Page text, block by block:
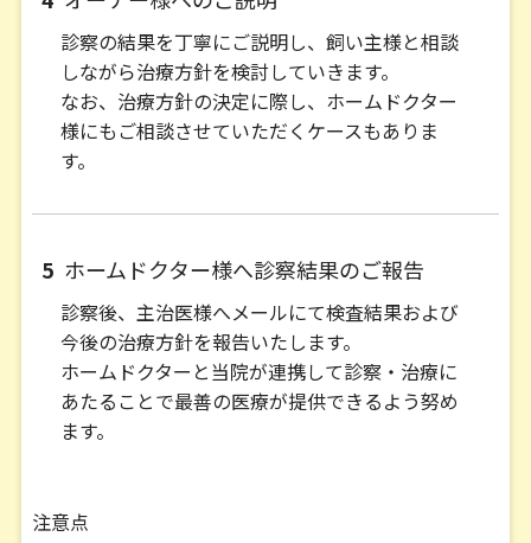
診察の結果を丁寧にご説明し、飼い主様と相談
しながら治療方針を検討していきます。
なお、治療方針の決定に際し、ホームドクター
様にもご相談させていただくケースもありま
す。
5 ホームドクター様へ診察結果のご報告
診察後、主治医様へメールにて検査結果および
今後の治療方針を報告いたします。
ホームドクターと当院が連携して診察・治療に
あたることで最善の医療が提供できるよう努め
ます。
注意点